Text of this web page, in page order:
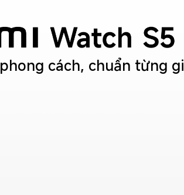
cách, chuẩn từng